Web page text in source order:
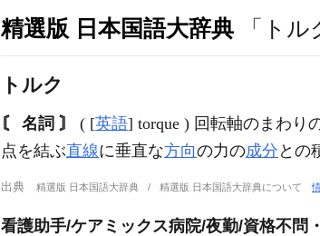
精選版 日本国語大辞典 「ト
トルク
〘 名詞 〙 ( [英語] torque ) 回転軸のまわり
点を結ぶ直線に垂直な方向の力の成分 との
出典 精選版 日本国語大辞典 精選版 日本国語大辞典について
看護助手/ケアミックス病院/夜勤/資格不問